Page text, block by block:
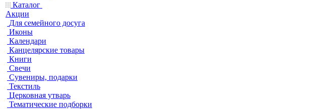
Каталог
Акции
Для семейного досуга
Иконы
Календари
Канцелярские товары
Книги
Свечи
Сувениры, подарки
Текстиль
Церковная утварь
Тематические подборки